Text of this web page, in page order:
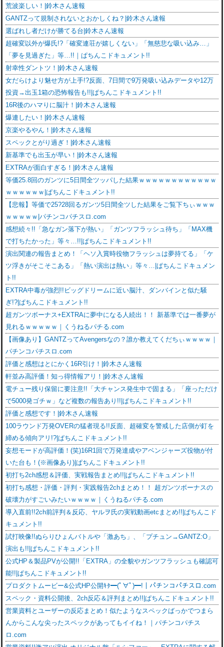
荒波楽しい！|鈴木さん速報
GANTZって規制されないとおかしくね？|鈴木さん速報
選ばれし者だけが勝てる台|鈴木さん速報
超確変以外が爆氏!?「確変連荘が嬉しくない」「無慈悲な吸い込み…」
「夢を見過ぎた」等…!!｜ぱちんこドキュメント!!
射幸性ダントツ！|鈴木さん速報
女だらけより魅せ方が上手!?反面、7日間で9万発吸い込みデータや12万
投資→出玉1箱の恐怖報告も!!|ぱちんこドキュメント!!
16R後のハマりに脳汁！|鈴木さん速報
爆連したい！|鈴木さん速報
京楽やるやん！|鈴木さん速報
スペックとがり過ぎ！|鈴木さん速報
新基準でも出玉が早い！|鈴木さん速報
EXTRAが面白すぎる！|鈴木さん速報
等価25.8回のガンツに5日間全ツッパした結果ｗｗｗｗｗｗｗｗｗｗｗｗ
ｗｗｗｗｗｗ|ぱちんこドキュメント!!
【悲報】等価で25?28回るガンツ5日間全ツした結果をご覧下ちぃｗｗｗ
ｗｗｗｗｗ|パチンコパチスロ.com
感想続々!!「急なガン落下が熱い」「ガンツフラッシュ待ち」「MAX機
で打ちたかった」等々…!!|ぱちんこドキュメント!!
演出関連の報告まとめ！「ヘソ入賞時役物フラッシュは夢持てる」「ケ
ツ浮きがそこそこある」「熱い演出は熱い」等々…|ぱちんこドキュメン
ト!!
EXTRA中毒が強烈!!ビッグドリームに近い脳汁、ダンバインと似た騒
ぎ!?|ぱちんこドキュメント!!
超ガンツボーナス+EXTRAに夢中になる人続出！！ 新基準では一番夢が
見れるｗｗｗｗｗ｜くうねるパチる.com
【画像あり】GANTZってAvengersなの？誰か教えてくだちぃｗｗｗｗ｜
パチンコパチスロ.com
評価と感想はとにかく16R引け！|鈴木さん速報
軒並み高評価！知っ得情報アリ！|鈴木さん速報
電チュー残り保留に要注意!!「大チャンス発生中で固まる」「座っただけ
で5000発ゴチｗ」など複数の報告あり!!|ぱちんこドキュメント!!
評価と感想です！|鈴木さん速報
100ラウンド万発OVERの猛者現る!!反面、超確変を警戒した店側が釘を
締める傾向アリ!?|ぱちんこドキュメント!!
妄想モードが高評価！(笑)16R1回で万発達成やアベンジャーズ役物が付
いた台も！(※画像あり)|ぱちんこドキュメント!!
初打ち2ch感想＆評価、実戦報告まとめ!!|ぱちんこドキュメント!!
初打ち感想・評価・評判・実践報告2chまとめ！！ 超ガンツボーナスの
破壊力がすごいみたいｗｗｗｗ｜くうねるパチる.com
導入直前!!2ch前評判＆反応、ヤルヲ氏の実戦動画etcまとめ!!|ぱちんこド
キュメント!!
試打映像!!ぬらりひょんバトルや「激あち」、「プチュン→GANTZ:O」
演出も!!|ぱちんこドキュメント!!
公式HP＆製品PVが公開!!「EXTRA」の全貌やガンツフラッシュも確認可
能!!|ぱちんこドキュメント!!
プロダクトムービー&公式HP公開ｷﾀ━(ﾟ∀ﾟ)━!｜パチンコパチスロ.com
スペック・資料公開後、2ch反応＆評判まとめ!!|ぱちんこドキュメント!!
営業資料とユーザーの反応まとめ！似たようなスペックばっかでつまら
んからこんな尖ったスペックがあってもイイね！｜パチンコパチス
ロ.com